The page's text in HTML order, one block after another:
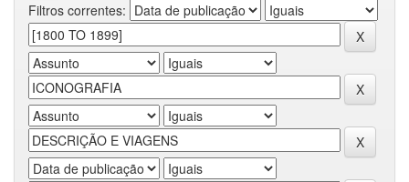
Filtros correntes: